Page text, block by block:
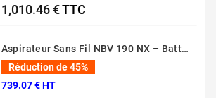
1,010.46 €TTC
Aspirateur Sans Fil NBV 190 NX – Batterie 36V Professionnel
Réduction de 45%
739.07 € HT